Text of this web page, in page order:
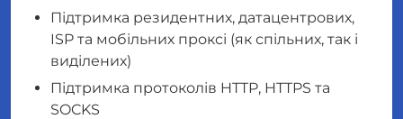
Підтримка резидентних, датацентрових,
ISP та мобільних проксі (як спільних, так і
виділених)
Підтримка протоколів HTTP, HTTPS та
SOCKS